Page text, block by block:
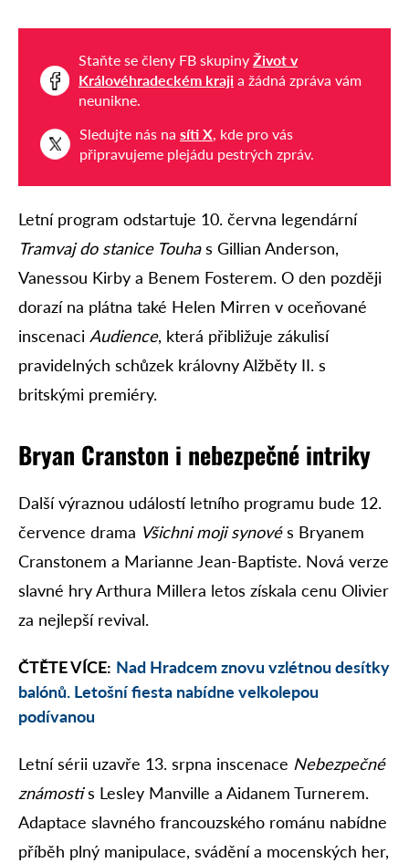
Staňte se členy FB skupiny Život v
Královéhradeckém kraji a žádná zpráva vám
neunikne.
Sledujte nás na síti X, kde pro vás
připravujeme plejádu pestrých zpráv.
Letní program odstartuje 10. června legendární
Tramvaj do stanice Touhas Gillian Anderson,
Vanessou Kirby a Benem Fosterem. O den později
dorazí na plátna také Helen Mirren v oceňované
inscenaci Audience, která přibližuje zákulisí
pravidelných schůzek královny Alžběty II. s
britskými premiéry.
Bryan Cranston i nebezpečné intriky
Další výraznou událostí letního programu bude 12.
července drama Všichni moji synovés Bryanem
Cranstonem a Marianne Jean-Baptiste. Nová verze
slavné hry Arthura Millera letos získala cenu Olivier
za nejlepší revival.
ČTĚTE VÍCE: Nad Hradcem znovu vzlétnou desítky
balónů. Letošní fiesta nabídne velkolepou
podívanou
Letní sérii uzavře 13. srpna inscenace Nebezpečné
známostis Lesley Manville a Aidanem Turnerem.
Adaptace slavného francouzského románu nabídne
příběh plný manipulace, svádění a mocenských her,